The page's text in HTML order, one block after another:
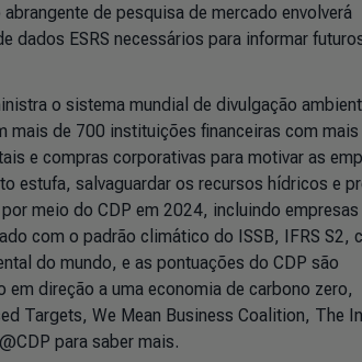
de pesquisa de mercado envolverá
dados ESRS necessários para informar
o sistema mundial de divulgação
mais de 700 instituições financeiras com mais
e compras corporativas para motivar as
estufa, salvaguardar os recursos hídricos e
meio do CDP em 2024, incluindo empresas
com o padrão climático do ISSB, IFRS S2,
do mundo, e as pontuações do CDP são
direção a uma economia de carbono zero,
Targets, We Mean Business Coalition, The
para saber mais.